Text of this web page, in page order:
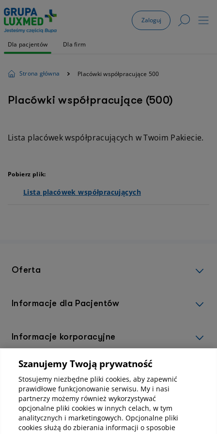
Zaloguj
Dla pacjentów Dla firm
Strona główna Placówki współpracujące 500
Placówki współpracujące (500)
Lista placówek współpracujących w Twoim Pakiecie.
Pobierz plik:
Lista placówek współpracujących
Oferta
Informacje dla Pacjentów
Informacje korporacyjne
Kup abonamenty online
Kup online
Szanujemy Twoją prywatność
Stosujemy niezbędne pliki cookies, aby zapewnić
prawidłowe funkcjonowanie serwisu. My i nasi
partnerzy możemy również wykorzystywać
opcjonalne pliki cookies w innych celach, w tym
analitycznych i marketingowych. Opcjonalne pliki
cookies służą do zbierania informacji o sposobie